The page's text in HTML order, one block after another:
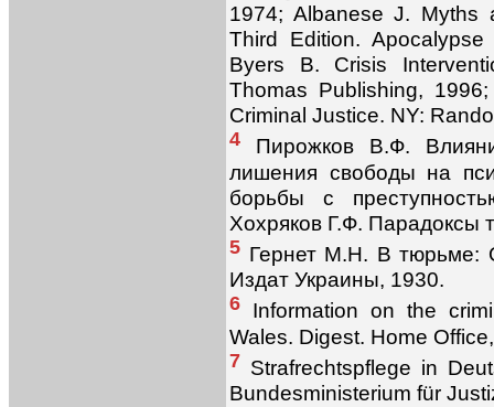
1974; Albanese J. Myths
Third Edition.
Byers B. Crisis
Thomas Publishing,
Criminal Justice. NY:
4 Пирожков В.Ф.
лишения свободы на
борьбы с
Хохряков Г.Ф.
5 Гернет М.Н. В тюрьме:
Издат Украины, 1930.
6 Information on the
Wales. Digest. Home
7 Strafrechtspflege in
Bundesministerium für